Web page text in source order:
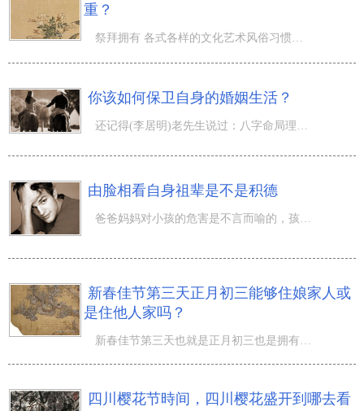
重？
祭拜拥有 各式各样的文化艺术风俗习惯，而祭拜便是社会主义民主的中华传统文化之一，又分成祭拜和拜祖等方
你该如何保卫自身的婚姻生活？
由脸相看自身祖辈是不是积德
爸爸妈妈对小孩的危害是不言而喻的，孩子们脸部都必留出爸爸妈妈的信息内容，然则，这类承传相续中，大概有
新春佳节第三天正月初三能够住娘家人或
是住他人家吗？
四川樱花节時间，四川樱花盛开到哪去看